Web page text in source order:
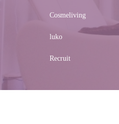
Cosmeliving
luko
Recruit